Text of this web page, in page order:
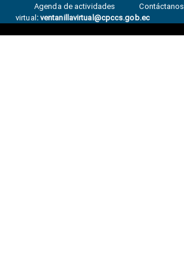
Agenda de actividades Contáctanos
virtual : ventanillavirtual@cpccs.gob.ec